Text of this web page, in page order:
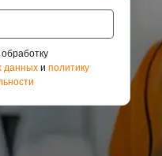
данныхи политику